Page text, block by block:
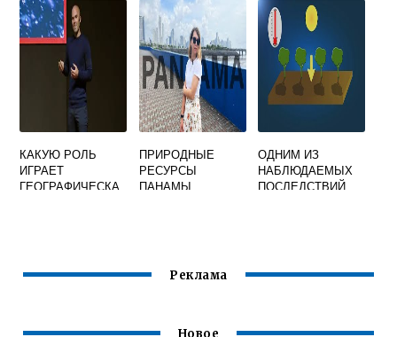
ЧЕЛОВЕКА
СООТВЕТСТВУЮТ
УСТАНОВЛЕННЫ
М СТАНДАРТАМ
ОБЕСПЕЧИВАЮЩ
ИМ ОХРАНУ
КАКУЮ РОЛЬ
ИГРАЕТ
ГЕОГРАФИЧЕСКА
ПРОБЛЕМ
ПРИРОДНЫЕ
РЕСУРСЫ
ПАНАМЫ
ОДНИМ ИЗ
НАБЛЮДАЕМЫХ
ПОСЛЕДСТВИЙ
ТАЯНИЕ
Реклама
Новое